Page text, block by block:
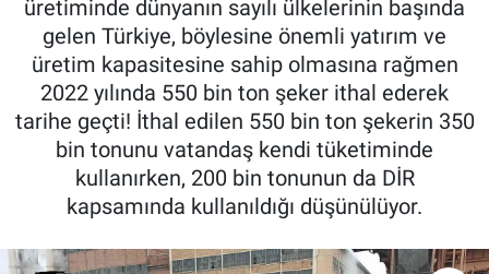
üretiminde dünyanın sayılı ülkelerinin başında
gelen Türkiye, böylesine önemli yatırım ve
üretim kapasitesine sahip olmasına rağmen
2022 yılında 550 bin ton şeker ithal ederek
tarihe geçti! İthal edilen 550 bin ton şekerin 350
bin tonunu vatandaş kendi tüketiminde
kullanırken, 200 bin tonunun da DİR
kapsamında kullanıldığı düşünülüyor.
Et fiyatları
Tarım Bilgisi
Yetiştirici Soruyor
Dünyada Tarım
Üretici Birlikleri